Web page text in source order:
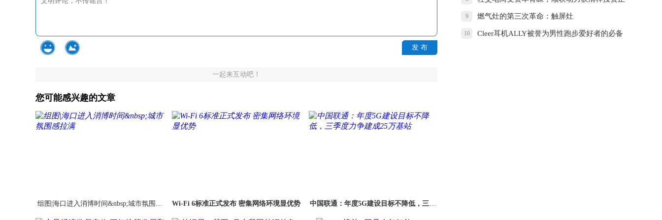
发 布
一起来互动吧！
您可能感兴趣的文章
组图|海口进入消博时间&nbsp;城市氛围感
Wi-Fi 6标准正式发布 密集网络环境显优势
中国联通：年度5G建设目标不降低，三季
式入股
9 燃气灶的第三次革命：触屏灶
10 Cleer耳机ALLY被誉为男性跑步爱好者的必备